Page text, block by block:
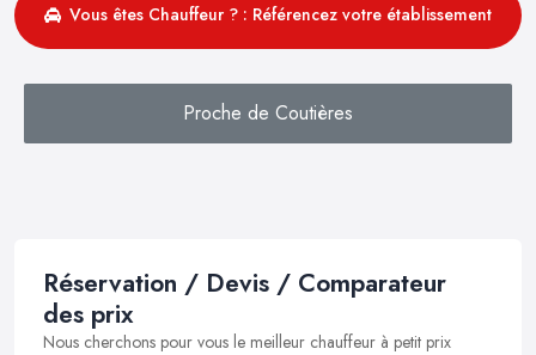
Vous êtes Chauffeur ? : Référencez votre établissement
Proche de Coutières
Réservation / Devis / Comparateur
des prix
Nous cherchons pour vous le meilleur chauffeur à petit prix